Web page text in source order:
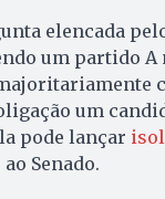
elencada
um partido A
um
pode lançar
Senado.